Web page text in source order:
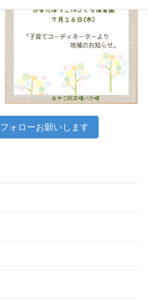
フォローお願いします